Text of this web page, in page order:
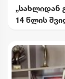
„სახლიდან
14 წლის